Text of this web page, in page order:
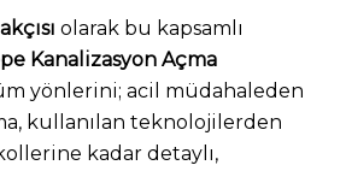
olarak bu kapsamlı
Kanalizasyon Açma
yönlerini; acil müdahaleden
kullanılan teknolojilerden
kadar detaylı,